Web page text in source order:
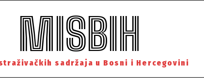
MISBIH
sadržaja u Bosni i Hercegovini